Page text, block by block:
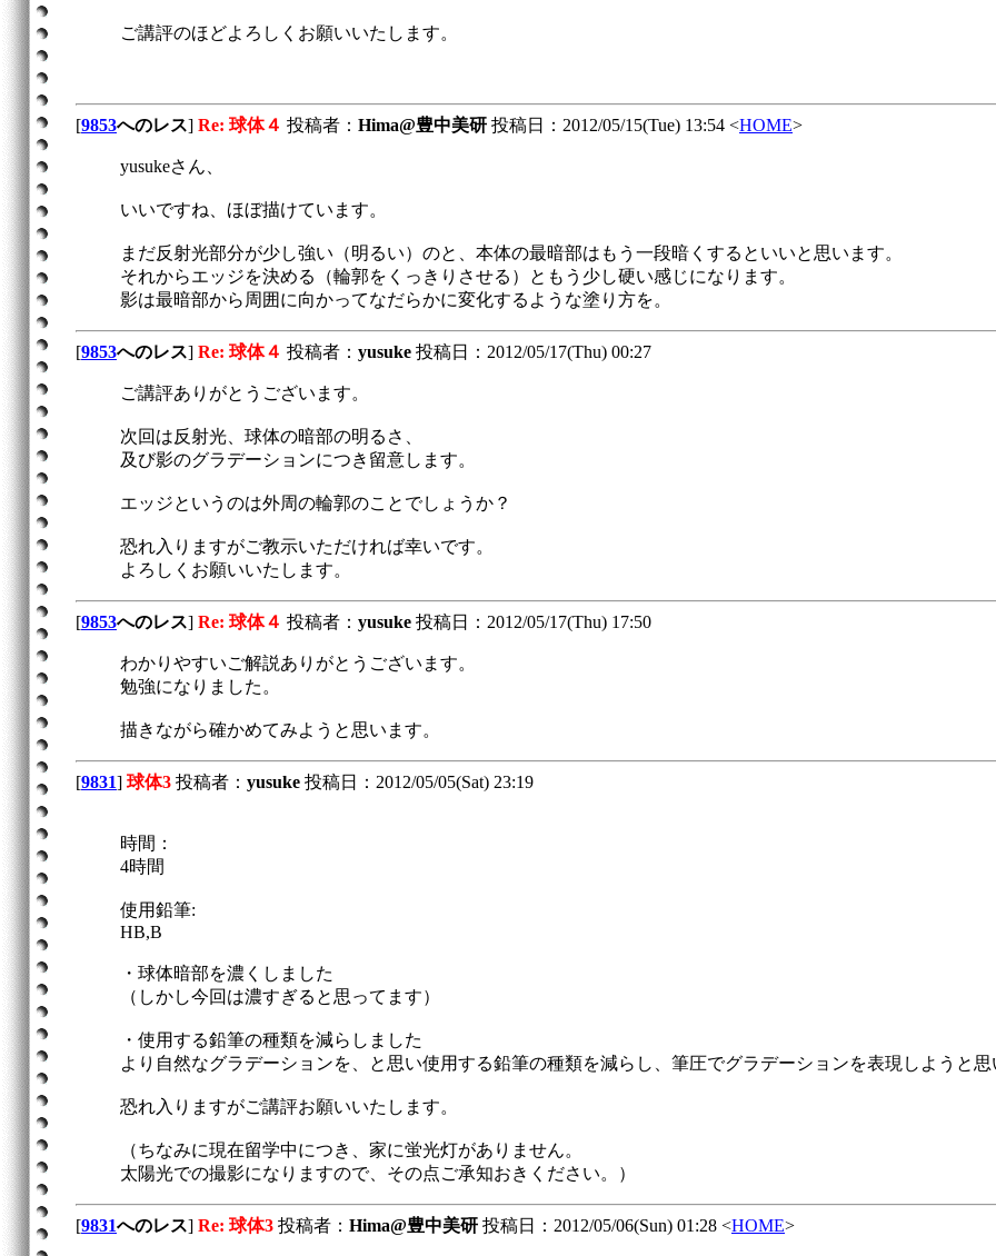
ご講評のほどよろしくお願いいたします。
[9853へのレス] Re: 球体４ 投稿者： Hima@豊中美研 投稿日：2012/05/15(Tue) 13:54 <HOME>
yusukeさん、
いいですね、ほぼ描けています。
まだ反射光部分が少し強い（明るい）のと、本体の最暗部はもう一段暗くするといいと思います。
それからエッジを決める（輪郭をくっきりさせる）ともう少し硬い感じになります。
影は最暗部から周囲に向かってなだらかに変化するような塗り方を。
[9853へのレス] Re: 球体４ 投稿者： yusuke 投稿日：2012/05/17(Thu) 00:27
ご講評ありがとうございます。
次回は反射光、球体の暗部の明るさ、
及び影のグラデーションにつき留意します。
エッジというのは外周の輪郭のことでしょうか？
恐れ入りますがご教示いただければ幸いです。
よろしくお願いいたします。
[9853へのレス] Re: 球体４ 投稿者： yusuke 投稿日：2012/05/17(Thu) 17:50
わかりやすいご解説ありがとうございます。
勉強になりました。
描きながら確かめてみようと思います。
[9831] 球体3 投稿者： yusuke 投稿日：2012/05/05(Sat) 23:19
時間：
4時間
使用鉛筆:
HB,B
・球体暗部を濃くしました
（しかし今回は濃すぎると思ってます）
・使用する鉛筆の種類を減らしました
より自然なグラデーションを、と思い使用する鉛筆の種類を減らし、筆圧でグラデーションを表現しようと
恐れ入りますがご講評お願いいたします。
（ちなみに現在留学中につき、家に蛍光灯がありません。
太陽光での撮影になりますので、その点ご承知おきください。）
[9831へのレス] Re: 球体3 投稿者： Hima@豊中美研 投稿日：2012/05/06(Sun) 01:28 <HOME>